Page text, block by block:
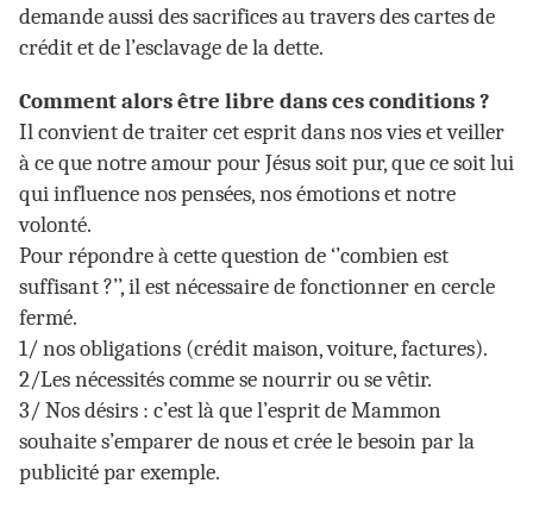
demande aussi des sacrifices au travers des cartes de
crédit et de l’esclavage de la dette.
Comment alors être libre dans ces conditions ?
Il convient de traiter cet esprit dans nos vies et veiller
à ce que notre amour pour Jésus soit pur, que ce soit lui
qui influence nos pensées, nos émotions et notre
volonté.
Pour répondre à cette question de ‘’combien est
suffisant ?’’, il est nécessaire de fonctionner en cercle
fermé.
1/ nos obligations (crédit maison, voiture, factures).
2/Les nécessités comme se nourrir ou se vêtir.
3/ Nos désirs : c’est là que l’esprit de Mammon
souhaite s’emparer de nous et crée le besoin par la
publicité par exemple.